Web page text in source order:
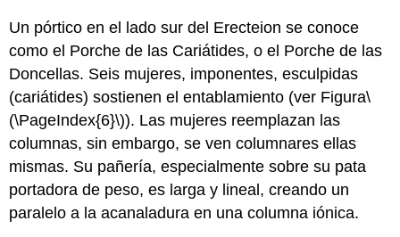
Un pórtico en el lado sur del Erecteion se conoce
como el Porche de las Cariátides, o el Porche de las
Doncellas. Seis mujeres, imponentes, esculpidas
(cariátides) sostienen el entablamiento (ver Figura\
(\PageIndex{6}\)). Las mujeres reemplazan las
columnas, sin embargo, se ven columnares ellas
mismas. Su pañería, especialmente sobre su pata
portadora de peso, es larga y lineal, creando un
paralelo a la acanaladura en una columna iónica.